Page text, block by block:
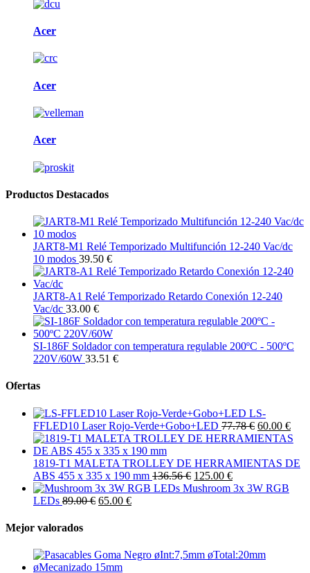
Acer
Acer
Acer
Productos Destacados
JART8-M1 Relé Temporizado Multifunción 12-240 Vac/dc
10 modos 39.50 €
JART8-A1 Relé Temporizado Retardo Conexión 12-240
Vac/dc 33.00 €
SI-186F Soldador con temperatura regulable 200ºC - 500ºC
220V/60W 33.51 €
Ofertas
LS-
FFLED10 Laser Rojo-Verde+Gobo+LED 77.78 € 60.00 €
1819-T1 MALETA TROLLEY DE HERRAMIENTAS DE
ABS 455 x 335 x 190 mm 136.56 € 125.00 €
Mushroom 3x 3W RGB
LEDs 89.00 € 65.00 €
Mejor valorados